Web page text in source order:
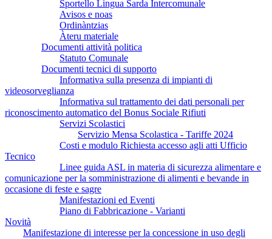
Sportello Lingua Sarda Intercomunale
Avisos e noas
Ordinàntzias
Àteru materiale
Documenti attività politica
Statuto Comunale
Documenti tecnici di supporto
Informativa sulla presenza di impianti di
videosorveglianza
Informativa sul trattamento dei dati personali per
riconoscimento automatico del Bonus Sociale Rifiuti
Servizi Scolastici
Servizio Mensa Scolastica - Tariffe 2024
Costi e modulo Richiesta accesso agli atti Ufficio
Tecnico
Linee guida ASL in materia di sicurezza alimentare e
comunicazione per la somministrazione di alimenti e bevande in
occasione di feste e sagre
Manifestazioni ed Eventi
Piano di Fabbricazione - Varianti
Novità
Manifestazione di interesse per la concessione in uso degli